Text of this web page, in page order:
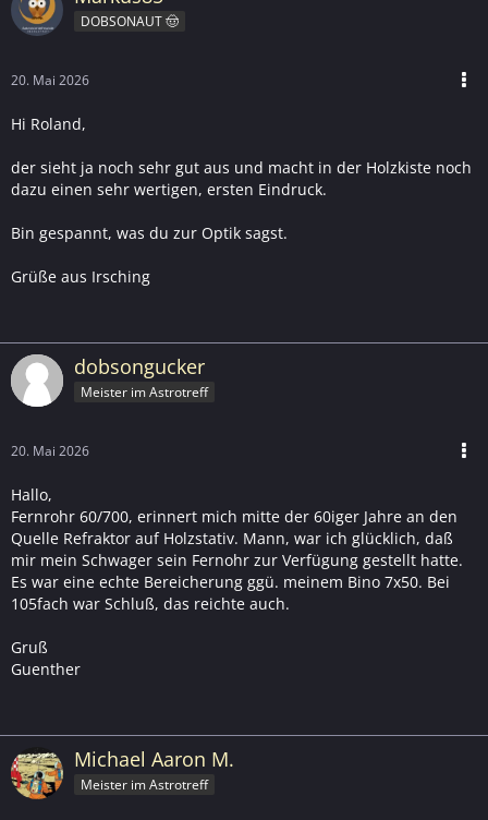
DOBSONAUT 🤠
20. Mai 2026
Hi Roland,
der sieht ja noch sehr gut aus und macht in der Holzkiste noch
dazu einen sehr wertigen, ersten Eindruck.
Bin gespannt, was du zur Optik sagst.
Grüße aus Irsching
dobsongucker
Meister im Astrotreff
20. Mai 2026
Hallo,
Fernrohr 60/700, erinnert mich mitte der 60iger Jahre an den
Quelle Refraktor auf Holzstativ. Mann, war ich glücklich, daß
mir mein Schwager sein Fernohr zur Verfügung gestellt hatte.
Es war eine echte Bereicherung ggü. meinem Bino 7x50. Bei
105fach war Schluß, das reichte auch.
Gruß
Guenther
Michael Aaron M.
Meister im Astrotreff